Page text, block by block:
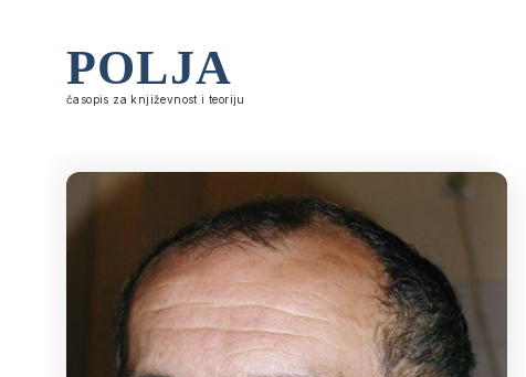
POLJA
časopis za književnost i teoriju